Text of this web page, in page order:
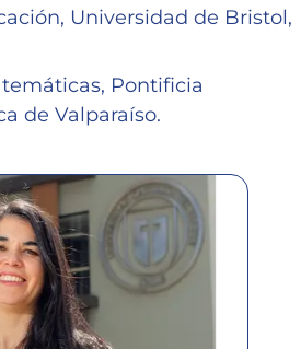
Universidad de Bristol,
Pontificia
de Valparaíso.